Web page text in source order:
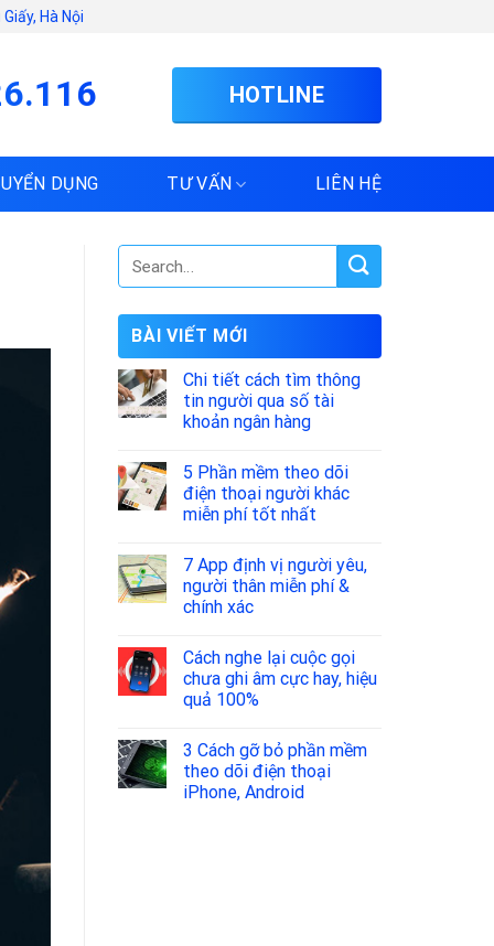
Hà Nội
HOTLINE
DỤNG TƯ VẤN LIÊN HỆ
BÀI VIẾT MỚI
Chi tiết cách tìm thông
tin người qua số tài
khoản ngân hàng
5 Phần mềm theo dõi
điện thoại người khác
miễn phí tốt nhất
7 App định vị người yêu,
người thân miễn phí &
chính xác
Cách nghe lại cuộc gọi
chưa ghi âm cực hay, hiệu
quả 100%
3 Cách gỡ bỏ phần mềm
theo dõi điện thoại
iPhone, Android